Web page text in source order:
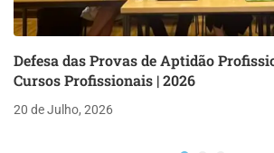
Defesa das Provas de Aptidão
Cursos Profissionais | 2026
20 de Julho, 2026